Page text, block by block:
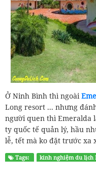
Ở Ninh Bình thì ngoài
Long resort ... nhưng
người quen thì Emeralda
ty quốc tế quản lý, hầu
lễ, tết mà ko đặt trước xa
Tags: kinh nghiệm du lịch